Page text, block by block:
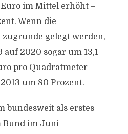
im Mittel erhöht –
Wenn die
gelegt werden,
auf 2020 sogar um 13,1
pro Quadratmeter
um 80 Prozent.
bundesweit als erstes
Bund im Juni